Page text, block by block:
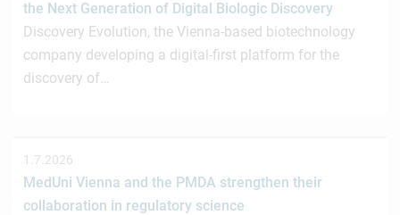
the Next Generation of Digital Biologic Discovery
Discovery Evolution, the Vienna-based biotechnology
company developing a digital-first platform for the
discovery of…
1.7.2026
MedUni Vienna and the PMDA strengthen their
collaboration in regulatory science